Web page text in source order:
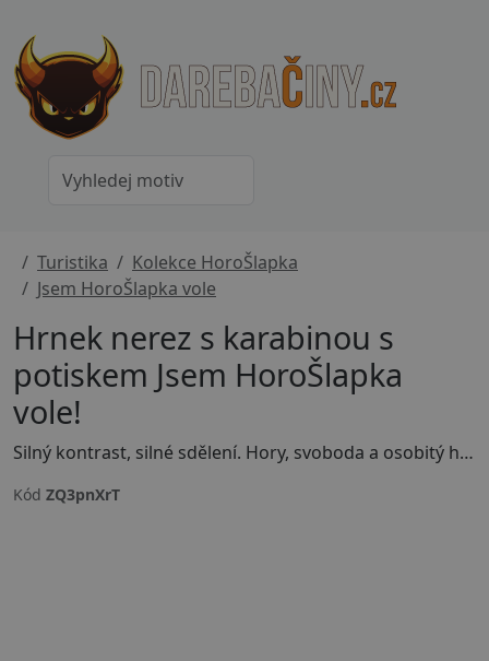
Turistika
Kolekce HoroŠlapka
Jsem HoroŠlapka vole
Hrnek nerez s karabinou s
potiskem Jsem HoroŠlapka
vole!
Silný kontrast, silné sdělení. Hory, svoboda a osobitý humor. Tenhle motiv je pro holky, co ví, kdo jsou, a nepotřebují se obhajovat. Pokud chceš styl, který je sebevědomý, nadčasový a pořád trochu punkový, tohle je ono.
Kód ZQ3pnXrT